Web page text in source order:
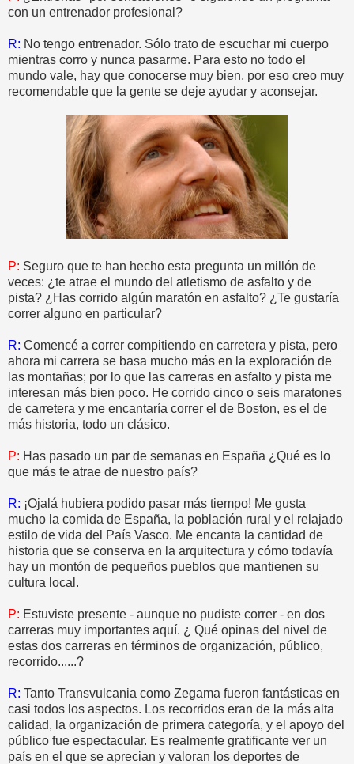
con un entrenador profesional?
R: No tengo entrenador. Sólo trato de escuchar mi cuerpo
mientras corro y nunca pasarme. Para esto no todo el
mundo vale, hay que conocerse muy bien, por eso creo muy
recomendable que la gente se deje ayudar y aconsejar.
P: Seguro que te han hecho esta pregunta un millón de
veces: ¿te atrae el mundo del atletismo de asfalto y de
pista? ¿Has corrido algún maratón en asfalto? ¿Te gustaría
correr alguno en particular?
R: Comencé a correr compitiendo en carretera y pista, pero
ahora mi carrera se basa mucho más en la exploración de
las montañas; por lo que las carreras en asfalto y pista me
interesan más bien poco. He corrido cinco o seis maratones
de carretera y me encantaría correr el de Boston, es el de
más historia, todo un clásico.
P: Has pasado un par de semanas en España ¿Qué es lo
que más te atrae de nuestro país?
R: ¡Ojalá hubiera podido pasar más tiempo! Me gusta
mucho la comida de España, la población rural y el relajado
estilo de vida del País Vasco. Me encanta la cantidad de
historia que se conserva en la arquitectura y cómo todavía
hay un montón de pequeños pueblos que mantienen su
cultura local.
P: Estuviste presente - aunque no pudiste correr - en dos
carreras muy importantes aquí. ¿ Qué opinas del nivel de
estas dos carreras en términos de organización, público,
recorrido......?
R: Tanto Transvulcania como Zegama fueron fantásticas en
casi todos los aspectos. Los recorridos eran de la más alta
calidad, la organización de primera categoría, y el apoyo del
público fue espectacular. Es realmente gratificante ver un
país en el que se aprecian y valoran los deportes de